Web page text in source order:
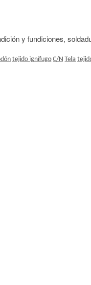
y fundiciones,
tejido ignífugo C/N Tela